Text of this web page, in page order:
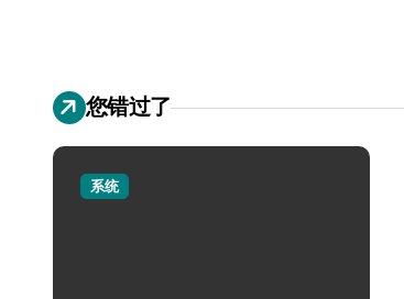
您错过了
系统